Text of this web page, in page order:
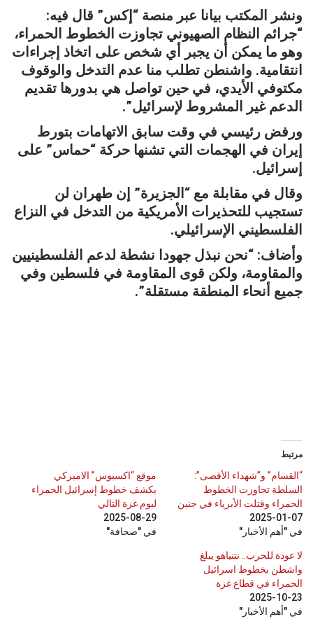
ونشر المكتب بيانا عبر منصة “إكس” قال فيه:
“جرائم النظام الصهيوني تجاوزت الخطوط الحمراء،
وهو ما يمكن أن يجبر أي شخص على اتخاذ إجراءات
انتقامية. واشنطن تطلب منا عدم التدخل والوقوف
مكتوفي الأيدي، في حين تواصل هي بدورها تقديم
الدعم غير المشروط لإسرائيل”.
ورفض رئيسي في وقت سابق الاتهامات بتورط
إيران في الهجمات التي تشنها حركة “حماس” على
إسرائيل.
وقال في مقابلة مع “الجزيرة” إن طهران لن
تستجيب للتحذيرات الأمريكية من التدخل في النزاع
الفلسطيني الإسرائيلي.
وأضاف: “نحن نبذل جهودا نشطة لدعم الفلسطينيين
والمقاومة، ولكن قوى المقاومة في فلسطين وفي
جميع أنحاء المنطقة مستقلة”.
مرتبط
“القسام” و”شهداء الأقصى”:
السلطة تجاوزت الخطوط
الحمراء وقتلت الأبرياء في جنين
2025-01-07
في "أهم الأخبار"
موقع “اكسيوس” الاميركي
يكشف خطوط إسرائيل الحمراء
ليوم غزة التالي
2025-08-29
في "صحافة"
لا عودة للحرب.. نتنياهو يبلغ
واشطن بخطوط اسرائيل
الحمراء في قطاع غزة
2025-10-23
في "أهم الأخبار"